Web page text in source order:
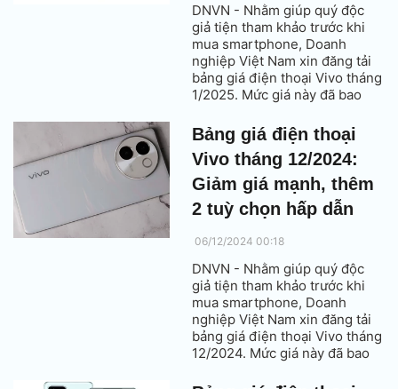
DNVN - Nhằm giúp quý độc
giả tiện tham khảo trước khi
mua smartphone, Doanh
nghiệp Việt Nam xin đăng tải
bảng giá điện thoại Vivo tháng
1/2025. Mức giá này đã bao
Bảng giá điện thoại
Vivo tháng 12/2024:
Giảm giá mạnh, thêm
2 tuỳ chọn hấp dẫn
06/12/2024 00:18
DNVN - Nhằm giúp quý độc
giả tiện tham khảo trước khi
mua smartphone, Doanh
nghiệp Việt Nam xin đăng tải
bảng giá điện thoại Vivo tháng
12/2024. Mức giá này đã bao